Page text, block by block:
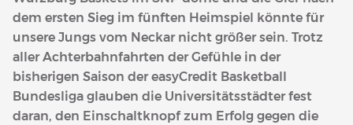
dem ersten Sieg im fünften Heimspiel könnte für
unsere Jungs vom Neckar nicht größer sein. Trotz
aller Achterbahnfahrten der Gefühle in der
bisherigen Saison der easyCredit Basketball
Bundesliga glauben die Universitätsstädter fest
daran, den Einschaltknopf zum Erfolg gegen die